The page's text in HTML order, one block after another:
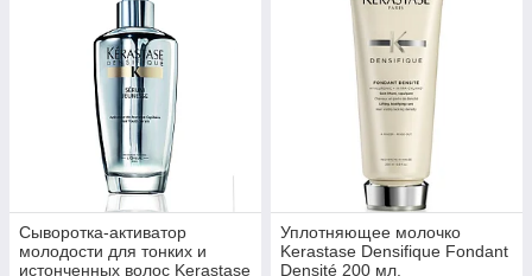
Сыворотка-активатор
молодости для тонких и
истонченных волос Kerastase
Уплотняющее молочко
Kerastase Densifique Fondant
Densité 200 мл.